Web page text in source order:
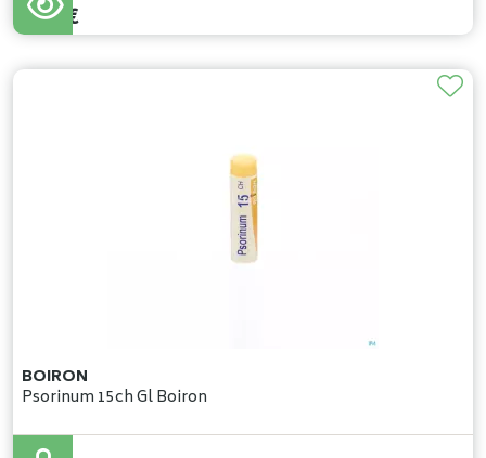
5,37 €
BOIRON
Psorinum 15ch Gl Boiron